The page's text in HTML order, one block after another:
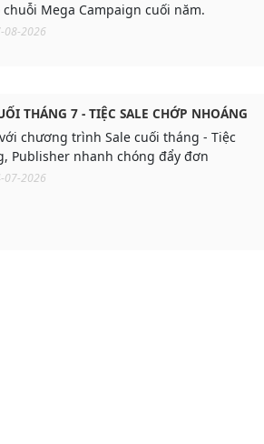
Mega Campaign cuối năm.
08-2026
THÁNG 7 - TIỆC SALE CHỚP NHOÁNG
chương trình Sale cuối tháng - Tiệc
Publisher nhanh chóng đẩy đơn
07-2026